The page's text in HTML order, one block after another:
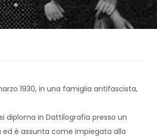
1930, in una famiglia antifascista,
diploma in Dattilografia presso un
è assunta come impiegata alla